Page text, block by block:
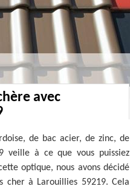
avec
de bac acier, de zinc, de
veille à ce que vous puissiez
optique, nous avons décidé
à Larouillies 59219. Cela